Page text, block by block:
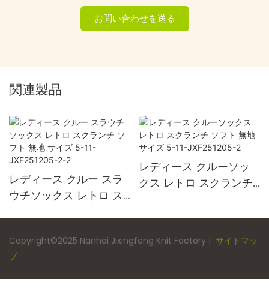
お問い合わせを送る
関連製品
レディース クルー スラ
ウチソックス レトロ ス
2-2
レディース クルーソッ
クス レトロ スクランチ
11-JXF251205-2
Copyright©2025 Nanhai Jixingfeng Knit Factory | サイトマッ
プ